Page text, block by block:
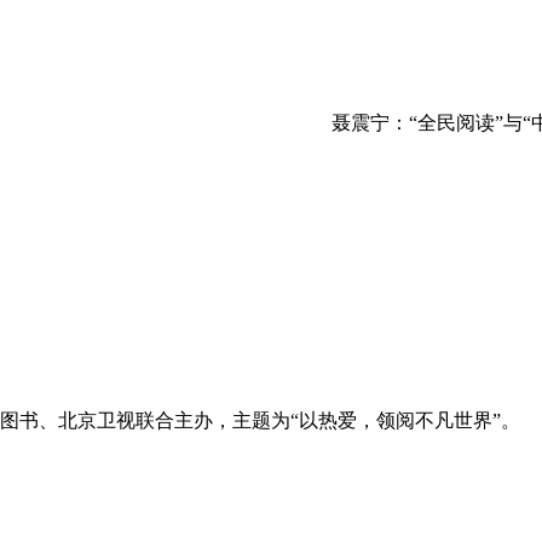
聂震宁：“全民阅读”与“中
、北京卫视联合主办，主题为“以热爱，领阅不凡世界”。